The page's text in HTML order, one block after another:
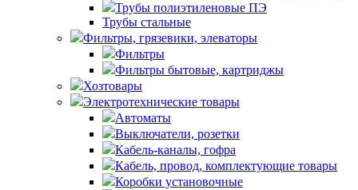
Трубы полиэтиленовые ПЭ
Трубы стальные
Фильтры, грязевики, элеваторы
Фильтры
Фильтры бытовые, картриджы
Хозтовары
Электротехнические товары
Автоматы
Выключатели, розетки
Кабель-каналы, гофра
Кабель, провод, комплектующие товары
Коробки установочные